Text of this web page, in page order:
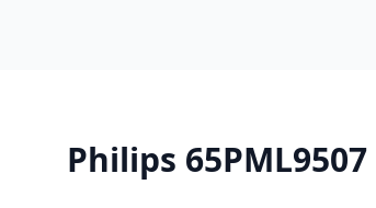
Philips 65PML9507